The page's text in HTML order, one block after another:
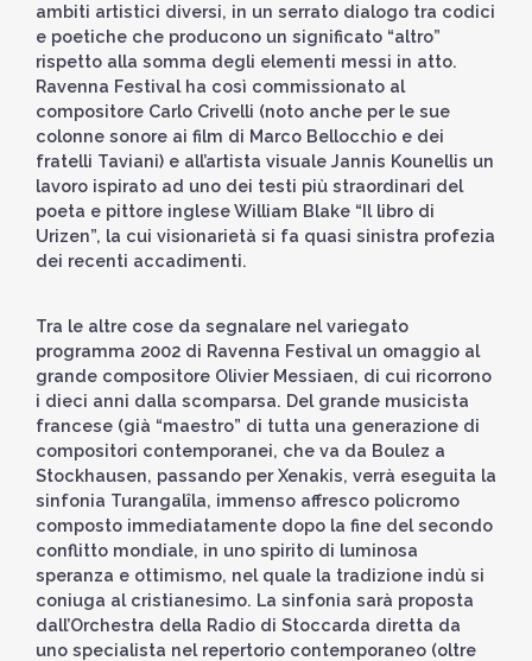
ambiti artistici diversi, in un serrato dialogo tra codici
e poetiche che producono un significato “altro”
rispetto alla somma degli elementi messi in atto.
Ravenna Festival ha così commissionato al
compositore Carlo Crivelli (noto anche per le sue
colonne sonore ai film di Marco Bellocchio e dei
fratelli Taviani) e all’artista visuale Jannis Kounellis un
lavoro ispirato ad uno dei testi più straordinari del
poeta e pittore inglese William Blake “Il libro di
Urizen”, la cui visionarietà si fa quasi sinistra profezia
dei recenti accadimenti.
Tra le altre cose da segnalare nel variegato
programma 2002 di Ravenna Festival un omaggio al
grande compositore Olivier Messiaen, di cui ricorrono
i dieci anni dalla scomparsa. Del grande musicista
francese (già “maestro” di tutta una generazione di
compositori contemporanei, che va da Boulez a
Stockhausen, passando per Xenakis, verrà eseguita la
sinfonia Turangalîla, immenso affresco policromo
composto immediatamente dopo la fine del secondo
conflitto mondiale, in uno spirito di luminosa
speranza e ottimismo, nel quale la tradizione indù si
coniuga al cristianesimo. La sinfonia sarà proposta
dall’Orchestra della Radio di Stoccarda diretta da
uno specialista nel repertorio contemporaneo (oltre